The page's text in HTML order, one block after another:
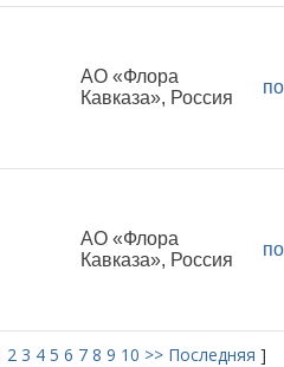
АО «Флора
Кавказа», Россия
АО «Флора
Кавказа», Россия
2 3 4 5 6 7 8 9 10 >> Последняя ]